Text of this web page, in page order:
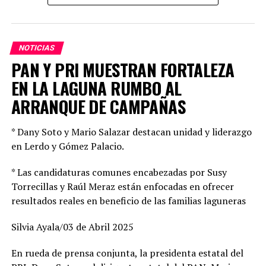
un listado de las personas mejor evaluadas de las
solicitudes que recibió y, serán, al menos dos por cargo a
10 Magistrados del Tribunal de Disciplina Judicial, 2
Magistrados para el Tribunal de Justicia Penal para
Adolescentes y 56 juezas y jueces.
TOPICS RELACIONADOS: PRINCIPAL
UP NEXT
CON UNIDAD Y FORTALEZA RENACE LA GRANDEZA DEL PRI:
DANIELA SOTO
NO DEJES DE VER
EXIGE DIPUTADO FEDERAL A SEGALMEX, PAGO INMEDIATO
A PRODUCTORES
NOTICIAS
PAN Y PRI MUESTRAN FORTALEZA
EN LA LAGUNA RUMBO AL
ARRANQUE DE CAMPAÑAS
* Dany Soto y Mario Salazar destacan unidad y liderazgo
en Lerdo y Gómez Palacio.
* Las candidaturas comunes encabezadas por Susy
Torrecillas y Raúl Meraz están enfocadas en ofrecer
resultados reales en beneficio de las familias laguneras
Silvia Ayala/03 de Abril 2025
En rueda de prensa conjunta, la presidenta estatal del